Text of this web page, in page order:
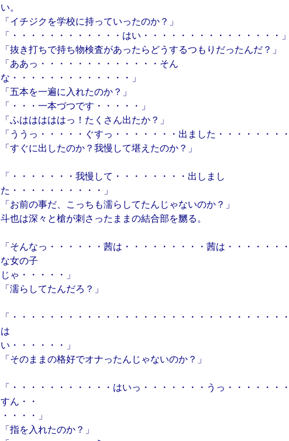
い。
「イチジクを学校に持っていったのか？」
「・・・・・・・・・・・・はい・・・・・・・・・・・・・・・」
「抜き打ちで持ち物検査があったらどうするつもりだったんだ？」
「ああっ・・・・・・・・・・・・・そん
な・・・・・・・・・・・・・」
「五本を一遍に入れたのか？」
「・・・一本づつです・・・・・」
「ふはははははっ！たくさん出たか？」
「ううっ・・・・・ぐすっ・・・・・・・出ました・・・・・・・・
「すぐに出したのか？我慢して堪えたのか？」
「・・・・・・・我慢して・・・・・・・・出しまし
た・・・・・・・・・・」
「お前の事だ、こっちも濡らしてたんじゃないのか？」
斗也は深々と槍が刺さったままの結合部を嬲る。
「そんなっ・・・・・・茜は・・・・・・・・・茜は・・・・・・
な女の子
じゃ・・・・・」
「濡らしてたんだろ？」
「・・・・・・・・・・・・・・・・・・・・・・・・・・・・・
は
い・・・・・・」
「そのままの格好でオナったんじゃないのか？」
「・・・・・・・・・・・はいっ・・・・・・・うっ・・・・・・
すん・・
・・・・」
「指を入れたのか？」